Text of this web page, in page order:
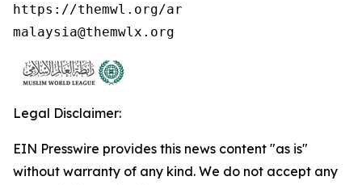
https://themwl.org/ar
malaysia@themwlx.org
Legal Disclaimer:
EIN Presswire provides this news content "as is"
without warranty of any kind. We do not accept any